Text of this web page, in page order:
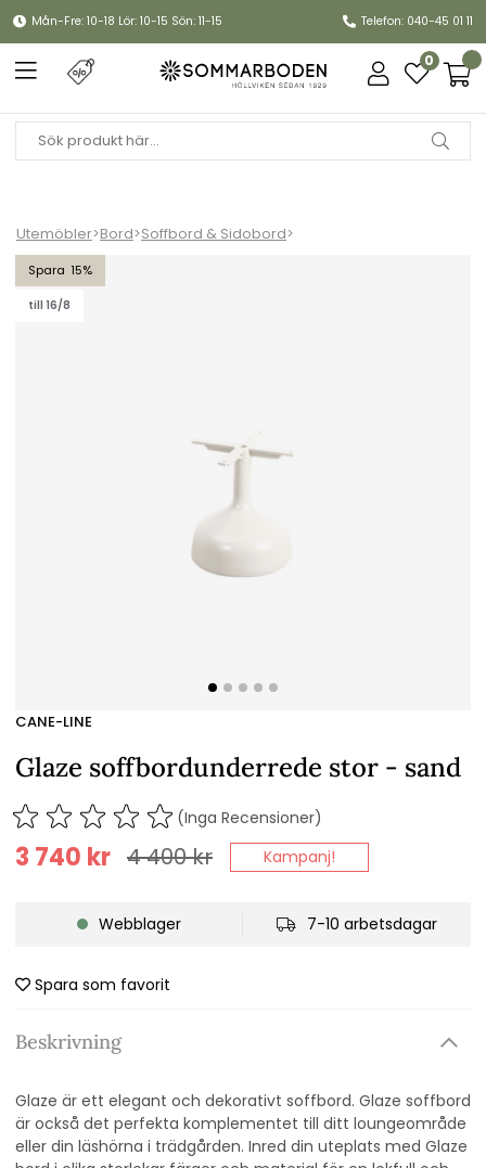
Mån-Fre: 10-18 Lör: 10-15 Sön: 11-15 Telefon: 040-45 01 11
0
Utemöbler>Bord>Soffbord & Sidobord>
15
till 16/8
Glaze soffbordunderrede stor - sand
CANE-LINE
Glaze soffbordunderrede stor - sand
(Inga Recensioner)
4 400kr
3 740 kr Kampanj!
Webblager 7-10 arbetsdagar
Spara som favorit
Beskrivning
Glaze är ett elegant och dekorativt soffbord. Glaze soffbord
är också det perfekta komplementet till ditt loungeområde
eller din läshörna i trädgården. Inred din uteplats med Glaze